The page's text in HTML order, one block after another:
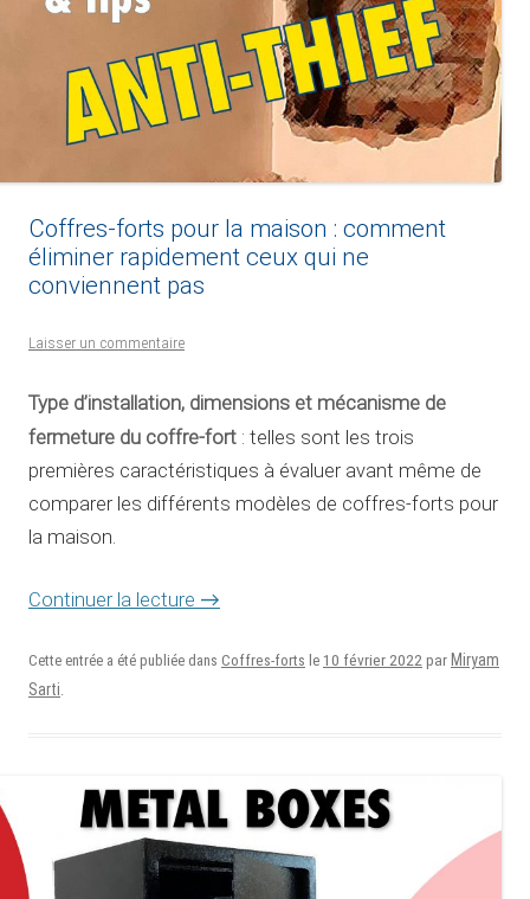
Coffres-forts pour la maison : comment
éliminer rapidement ceux qui ne
conviennent pas
Laisser un commentaire
Type d’installation, dimensions et mécanisme de
fermeture du coffre-fort : telles sont les trois
premières caractéristiques à évaluer avant même de
comparer les différents modèles de coffres-forts pour
la maison.
Continuer la lecture →
Cette entrée a été publiée dans Coffres-forts le 10 février 2022 par Miryam
Sarti.